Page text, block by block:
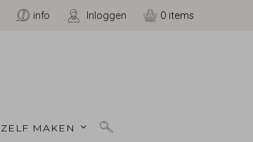
info Inloggen 0
ZELF MAKEN